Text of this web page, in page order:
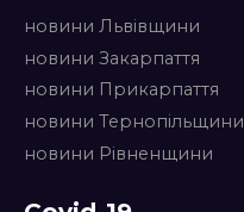
новини Львівщини
новини Закарпаття
новини Прикарпаття
новини Тернопільщини
новини Рівненщини